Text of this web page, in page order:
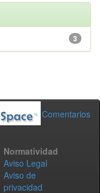
3
Comentarios
Normatividad
Aviso Legal
Aviso de
privacidad